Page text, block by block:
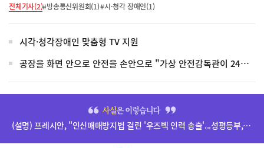
전체기사(2)#방송통신위원회(1)#시·청각 장애인(1)
시각·청각장애인 맞춤형 TV 지원
공장을 화면 안으로 안전을 손안으로 "가상 안전감독관이 24시간 지켜줍니다"
(설명) 프레시안, "인신매매방지법 걸린 '우즈벡 인력 송출'...성평등부,노동·법무부에 개선 요청" 관련